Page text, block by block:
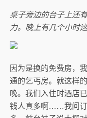
桌子旁边的台子上还
力。晚上有几个小时
因为是换的免费房，
通的乞丐房。就这样
晚。我们入住时酒店
钱人真多啊……我问订